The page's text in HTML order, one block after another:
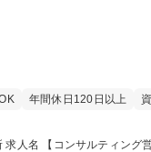
年間休日120日以上
10